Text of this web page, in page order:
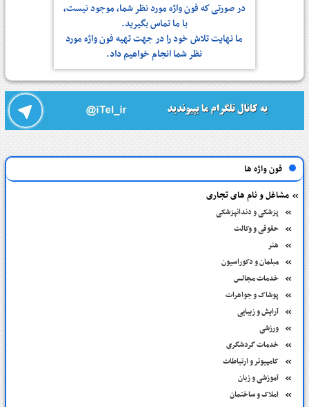
در صورتی كه فون واژه مورد نظر شما، موجود نیست،
با ما تماس بگیرید.
ما نهایت تلاش خود را در جهت تهیه فون واژه مورد
نظر شما انجام خواهیم داد.
فون واژه ها
مشاغل و نام های تجاری
پزشکی و دندانپزشکی
حقوقی و وکالت
هنر
مبلمان و دکوراسیون
خدمات مجالس
پوشاک و جواهرات
آرایش و زیبایی
ورزشی
خدمات گردشگری
کامپیوتر و ارتباطات
آموزشی و زبان
املاک و ساختمان